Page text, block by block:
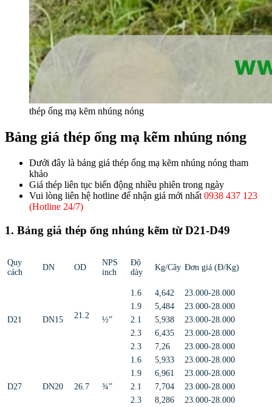
thép ống mạ kẽm nhúng nóng
Bảng giá thép ống mạ kẽm nhúng nóng
Dưới đây là bảng giá thép ống mạ kẽm nhúng nóng tham
khảo
Giá thép liên tục biến động nhiều phiên trong ngày
Vui lòng liên hệ hotline để nhận giá mới nhất 0938 437 123
(Hotline 24/7)
1. Bảng giá thép ống nhúng kẽm từ D21-D49
Quy
cách
DN OD
NPS
inch
Độ
dày
Kg/Cây Đơn giá (Đ/Kg)
D21 DN15 21.2 ½”
1.6 4,642
23.000-28.000
1.9
5,484
23.000-28.000
2.1
5,938
23.000-28.000
2.3
6,435
23.000-28.000
2.3
7,26 23.000-28.000
D27 DN20 26.7 ¾”
1.6 5,933
23.000-28.000
1.9
6,961
23.000-28.000
2.1
7,704
23.000-28.000
2.3
8,286
23.000-28.000